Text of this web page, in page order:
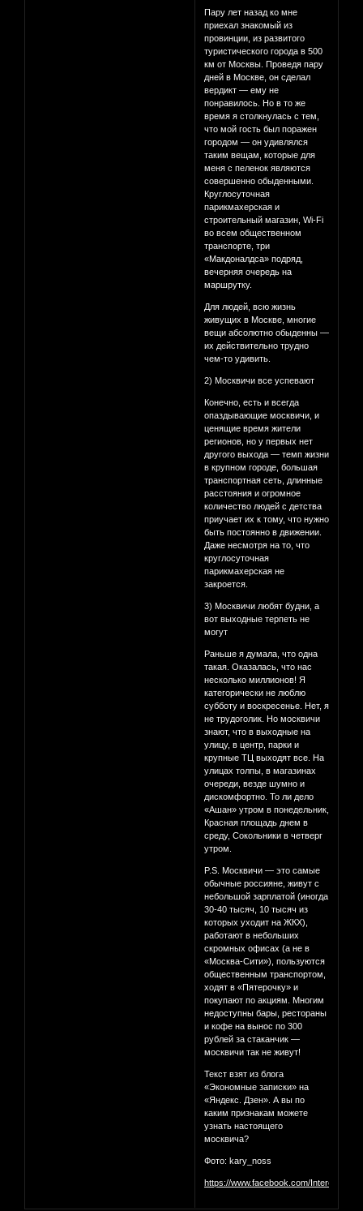
Пару лет назад ко мне
приехал знакомый из
провинции, из развитого
туристического города в 500
км от Москвы. Проведя пару
дней в Москве, он сделал
вердикт — ему не
понравилось. Но в то же
время я столкнулась с тем,
что мой гость был поражен
городом — он удивлялся
таким вещам, которые для
меня с пеленок являются
совершенно обыденными.
Круглосуточная
парикмахерская и
строительный магазин, Wi-Fi
во всем общественном
транспорте, три
«Макдоналдса» подряд,
вечерняя очередь на
маршрутку.
Для людей, всю жизнь
живущих в Москве, многие
вещи абсолютно обыденны —
их действительно трудно
чем-то удивить.
2) Москвичи все успевают
Конечно, есть и всегда
опаздывающие москвичи, и
ценящие время жители
регионов, но у первых нет
другого выхода — темп жизни
в крупном городе, большая
транспортная сеть, длинные
расстояния и огромное
количество людей с детства
приучает их к тому, что нужно
быть постоянно в движении.
Даже несмотря на то, что
круглосуточная
парикмахерская не
закроется.
3) Москвичи любят будни, а
вот выходные терпеть не
могут
Раньше я думала, что одна
такая. Оказалась, что нас
несколько миллионов! Я
категорически не люблю
субботу и воскресенье. Нет, я
не трудоголик. Но москвичи
знают, что в выходные на
улицу, в центр, парки и
крупные ТЦ выходят все. На
улицах толпы, в магазинах
очереди, везде шумно и
дискомфортно. То ли дело
«Ашан» утром в понедельник,
Красная площадь днем в
среду, Сокольники в четверг
утром.
P.S. Москвичи — это самые
обычные россияне, живут с
небольшой зарплатой (иногда
30-40 тысяч, 10 тысяч из
которых уходит на ЖКХ),
работают в небольших
скромных офисах (а не в
«Москва-Сити»), пользуются
общественным транспортом,
ходят в «Пятерочку» и
покупают по акциям. Многим
недоступны бары, рестораны
и кофе на вынос по 300
рублей за стаканчик —
москвичи так не живут!
Текст взят из блога
«Экономные записки» на
«Яндекс. Дзен». А вы по
каким признакам можете
узнать настоящего
москвича?
Фото: kary_noss
https://www.facebook.com/